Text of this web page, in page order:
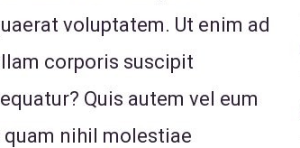
voluptatem. Ut enim ad
corporis suscipit
Quis autem vel eum
nihil molestiae